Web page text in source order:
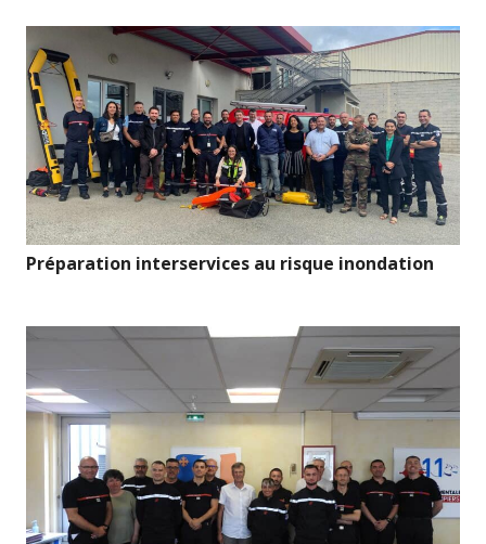
Préparation interservices au risque inondation